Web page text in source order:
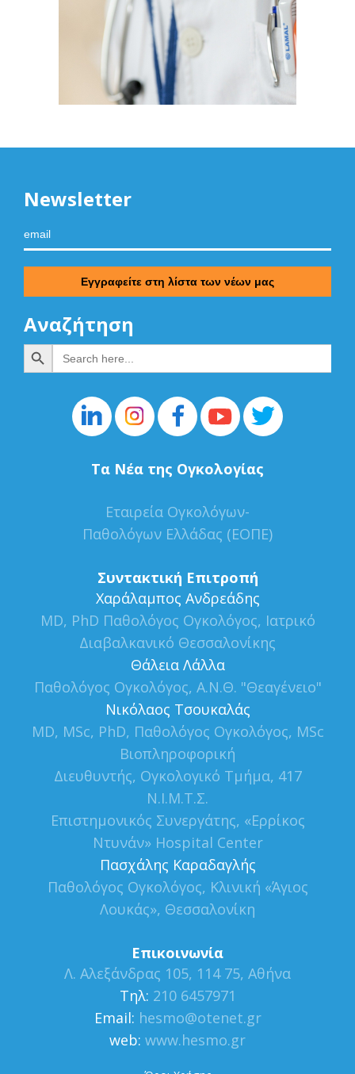
Newsletter
Αναζήτηση
Search
for:
Search Button
Τα Νέα της Ογκολογίας
Εταιρεία Ογκολόγων-
Παθολόγων Ελλάδας (ΕΟΠΕ)
Συντακτική Επιτροπή
Xαράλαμπος Ανδρεάδης
MD, PhD Παθολόγος Ογκολόγος, Ιατρικό
Διαβαλκανικό Θεσσαλονίκης
Θάλεια Λάλλα
Παθολόγος Ογκολόγος, Α.Ν.Θ. "Θεαγένειο"
Νικόλαος Τσουκαλάς
MD, MSc, PhD, Παθολόγος Ογκολόγος, MSc
Βιοπληροφορική
Διευθυντής, Ογκολογικό Τμήμα, 417
Ν.Ι.Μ.Τ.Σ.
Επιστημονικός Συνεργάτης, «Ερρίκος
Ντυνάν» Hospital Center
Πασχάλης Καραδαγλής
Παθολόγος Ογκολόγος, Κλινική «Άγιος
Λουκάς», Θεσσαλονίκη
Επικοινωνία
Λ. Αλεξάνδρας 105, 114 75, Αθήνα
Τηλ: 210 6457971
Εmail: hesmo@otenet.gr
web: www.hesmo.gr